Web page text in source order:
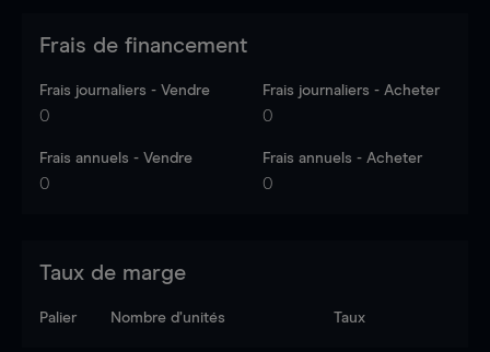
Frais de financement
Frais journaliers - Vendre
0
Frais journaliers - Acheter
0
Frais annuels - Vendre
0
Frais annuels - Acheter
0
Taux de marge
Palier Nombre d’unités Taux